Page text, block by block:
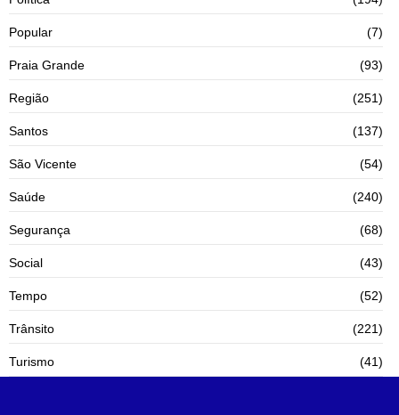
Popular (7)
Praia Grande (93)
Região (251)
Santos (137)
São Vicente (54)
Saúde (240)
Segurança (68)
Social (43)
Tempo (52)
Trânsito (221)
Turismo (41)